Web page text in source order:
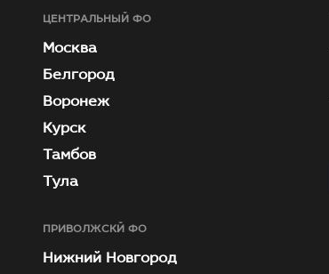
ЦЕНТРАЛЬНЫЙ ФО
Москва
Белгород
Воронеж
Курск
Тамбов
Тула
ПРИВОЛЖСКЙ ФО
Нижний Новгород